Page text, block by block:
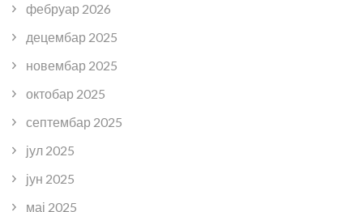
фебруар 2026
децембар 2025
новембар 2025
октобар 2025
септембар 2025
јул 2025
јун 2025
мај 2025